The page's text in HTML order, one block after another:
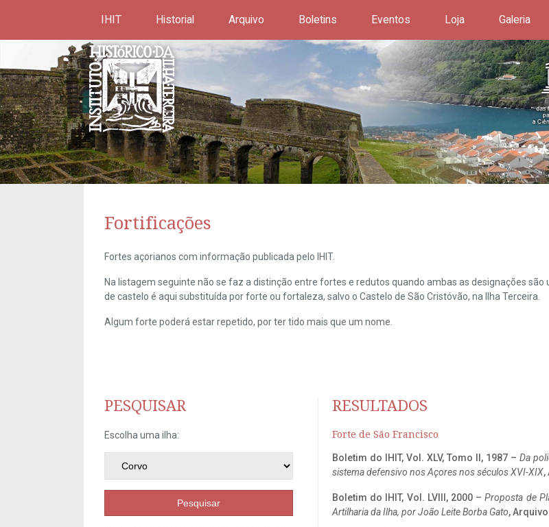
IHIT Historial Arquivo Boletins Eventos Loja Galeria
Fortificações
Fortes açorianos com informação publicada pelo IHIT.
Na listagem seguinte não se faz a distinção entre fortes e redutos quando ambas as designações
de castelo é aqui substituída por forte ou fortaleza, salvo o Castelo de São Cristóvão, na Ilha Terceira.
Algum forte poderá estar repetido, por ter tido mais que um nome.
PESQUISAR
Escolha uma ilha:
Pesquisar
RESULTADOS
Forte de São Francisco
Boletim do IHIT, Vol. XLV, Tomo II, 1987 – Da
sistema defensivo nos Açores nos séculos XVI-XIX,
Boletim do IHIT, Vol. LVIII, 2000 –Proposta de
Artilharia da Ilha, por João Leite Borba Gato,